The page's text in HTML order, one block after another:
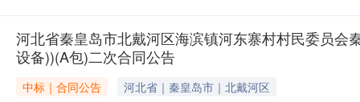
河北省秦皇岛市北戴河区海滨镇河东寨村村民委员
设备))(A包)二次合同公告
中标｜合同公告
河北省｜秦皇岛市｜北戴河区